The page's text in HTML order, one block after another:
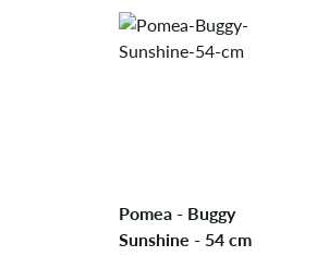
Pomea - Buggy
Sunshine - 54 cm